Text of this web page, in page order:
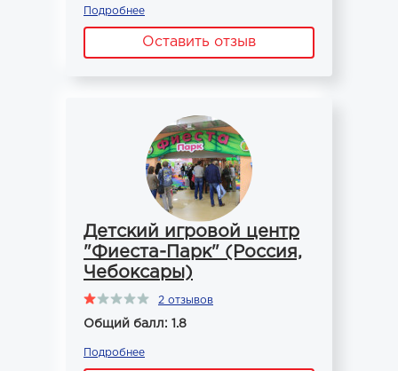
Подробнее
Оставить отзыв
Детский игровой центр
"Фиеста-Парк" (Россия,
Чебоксары)
2 отзывов
Общий балл: 1.8
Подробнее